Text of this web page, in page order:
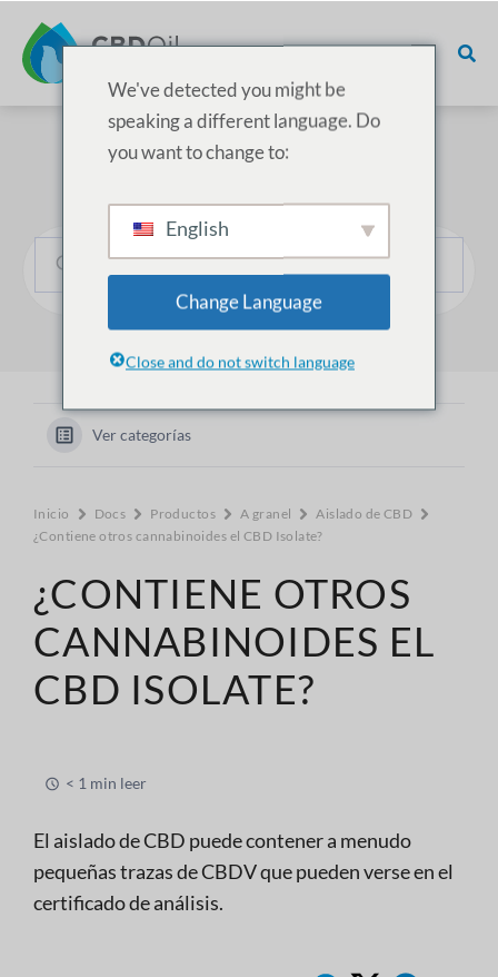
Ver categorías
Inicio Docs Productos A granel
Aislado de CBD
¿Contiene otros cannabinoides el CBD Isolate?
¿CONTIENE OTROS
CANNABINOIDES EL
CBD ISOLATE?
< 1 min leer
El aislado de CBD puede contener a menudo
pequeñas trazas de CBDV que pueden verse en el
certificado de análisis.
We've detected you might be
speaking a different language. Do
you want to change to:
English
Change Language
Close and do not switch language